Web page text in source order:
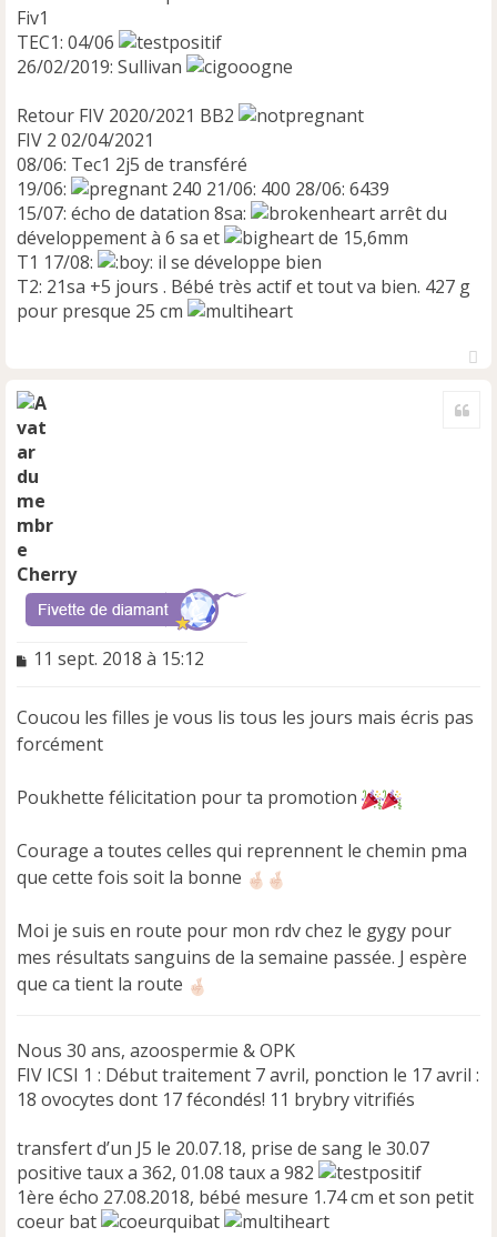
Fiv1
TEC1: 04/06
26/02/2019: Sullivan
Retour FIV 2020/2021 BB2
FIV 2 02/04/2021
08/06: Tec1 2j5 de transféré
19/06:
240 21/06: 400 28/06: 6439
15/07: écho de datation 8sa:
arrêt du
développement à 6 sa et
de 15,6mm
T1 17/08:
il se développe bien
T2: 21sa +5 jours . Bébé très actif et tout va bien. 427 g
pour presque 25 cm
Cherry
M
s
a
n
n
l
u
11 sept. 2018 à 15:12
Coucou les filles je vous lis tous les jours mais écris pas
forcément
Poukhette félicitation pour ta promotion
Courage a toutes celles qui reprennent le chemin pma
que cette fois soit la bonne
Moi je suis en route pour mon rdv chez le gygy pour
mes résultats sanguins de la semaine passée. J espère
que ca tient la route
Nous 30 ans, azoospermie & OPK
FIV ICSI 1 : Début traitement 7 avril, ponction le 17 avril :
18 ovocytes dont 17 fécondés! 11 brybry vitrifiés
transfert d’un J5 le 20.07.18, prise de sang le 30.07
positive taux a 362, 01.08 taux a 982
1ère écho 27.08.2018, bébé mesure 1.74 cm et son petit
coeur bat